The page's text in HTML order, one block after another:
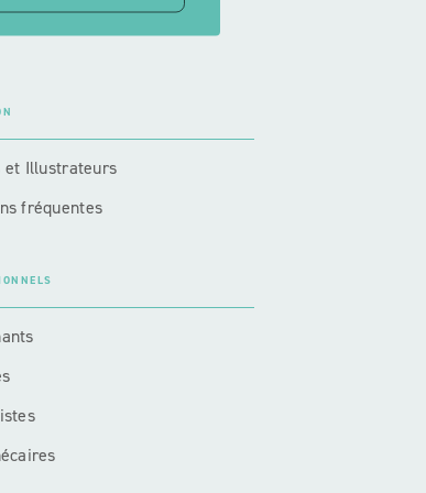
et Illustrateurs
fréquentes